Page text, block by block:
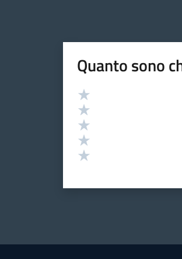
Quanto sono
Valutazione